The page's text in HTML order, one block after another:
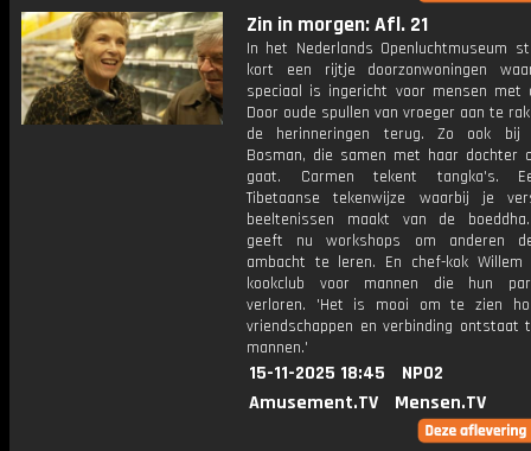
Zin in morgen: Afl. 21
In het Nederlands Openluchtmuseum
kort een rijtje doorzonwoningen
speciaal is ingericht voor mensen met
Door oude spullen van vroeger aan te
de herinneringen terug. Zo ook bij
Bosman, die samen met haar dochter
gaat. Carmen tekent tangka's.
Tibetaanse tekenwijze waarbij je
beeltenissen maakt van de
geeft nu workshops om anderen
ambacht te leren. En chef-kok
kookclub voor mannen die hun
verloren. 'Het is mooi om te zien
vriendschappen en verbinding ontstaat
mannen.'
15-11-2025 18:45
NPO2
Amusement.TV
Mensen.TV